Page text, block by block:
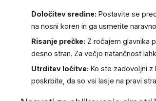
Določitev sredine: Postavite se
na nosni koren in ga usmerite
Risanje prečke: Z ročajem glavnika
desno stran. Za večjo natančnost
Utrditev ločitve: Ko ste zadovoljni z
poskrbite, da so vsi lasje na pravi